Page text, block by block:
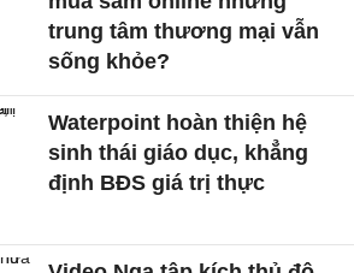
trung tâm thương mại vẫn
sống khỏe?
Waterpoint hoàn thiện hệ
sinh thái giáo dục, khẳng
định BĐS giá trị thực